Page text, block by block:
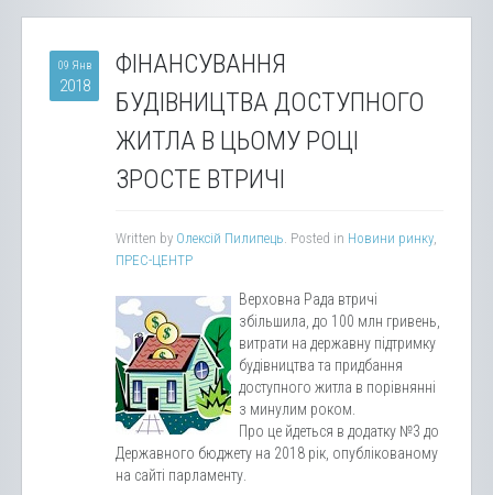
09 Янв
2018
ФІНАНСУВАННЯ
БУДІВНИЦТВА ДОСТУПНОГО
ЖИТЛА В ЦЬОМУ РОЦІ
ЗРОСТЕ ВТРИЧІ
Written by Олексій Пилипець. Posted in Новини ринку,
ПРЕС-ЦЕНТР
Верховна Рада втричі
збільшила, до 100 млн гривень,
витрати на державну підтримку
будівництва та придбання
доступного житла в порівнянні
з минулим роком.
Про це йдеться в додатку №3 до
Державного бюджету на 2018 рік, опублікованому
на сайті парламенту.